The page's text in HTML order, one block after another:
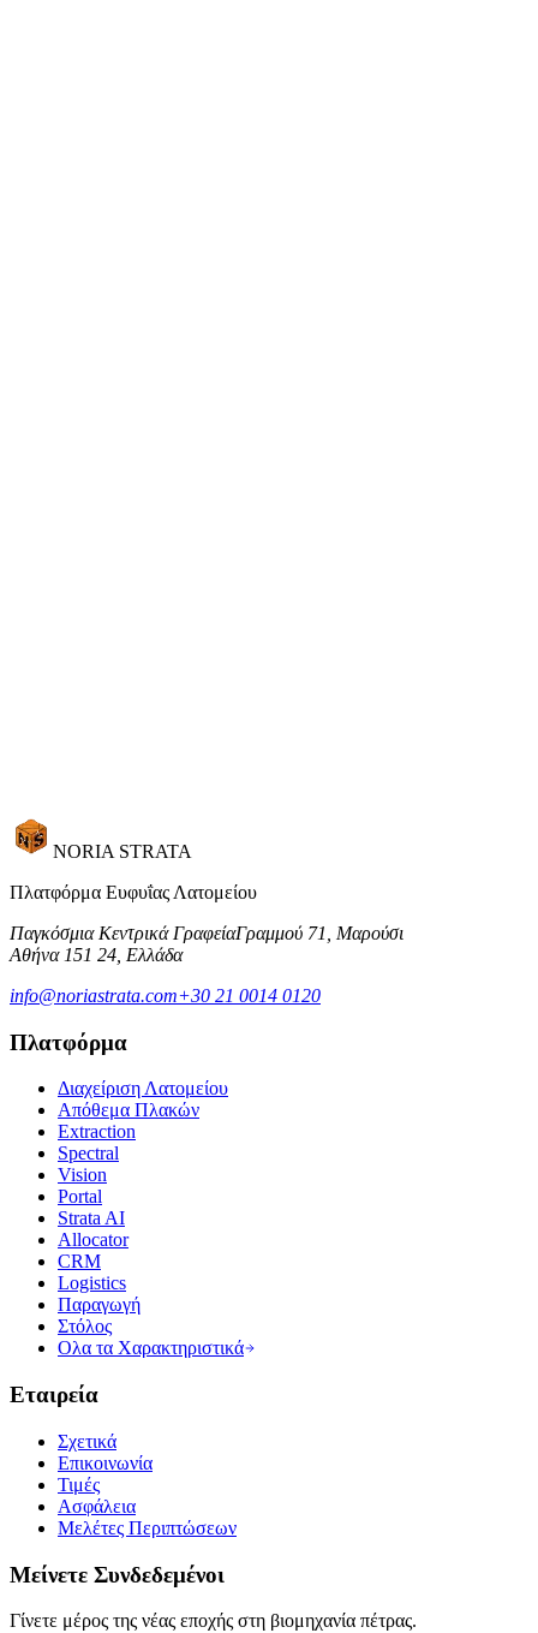
NORIA STRATA
Πλατφόρμα Ευφυΐας Λατομείου
Παγκόσμια Κεντρικά ΓραφείαΓραμμού 71, Μαρούσι
Αθήνα 151 24, Ελλάδα
info@noriastrata.com+30 21 0014 0120
Πλατφόρμα
Διαχείριση Λατομείου
Απόθεμα Πλακών
Extraction
Spectral
Vision
Portal
Strata AI
Allocator
CRM
Logistics
Παραγωγή
Στόλος
Ολα τα Χαρακτηριστικά
Εταιρεία
Σχετικά
Επικοινωνία
Τιμές
Ασφάλεια
Μελέτες Περιπτώσεων
Μείνετε Συνδεδεμένοι
Γίνετε μέρος της νέας εποχής στη βιομηχανία πέτρας.